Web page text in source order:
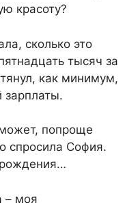
красоту?
сколько это
тысяч за
как минимум,
зарплаты.
попроще
спросила София.
– моя